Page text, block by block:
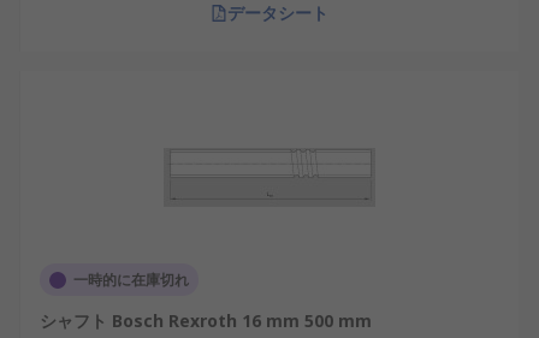
データシート
一時的に在庫切れ
シャフト Bosch Rexroth 16 mm 500 mm